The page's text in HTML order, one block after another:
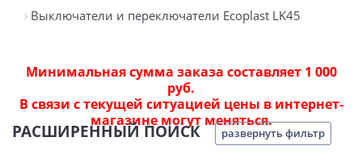
Выключатели и переключатели Ecoplast LK45
Минимальная сумма заказа составляет 1 000
руб.
В связи с текущей ситуацией цены в интернет-
магазине могут меняться.
РАСШИРЕННЫЙ ПОИСК развернуть фильтр